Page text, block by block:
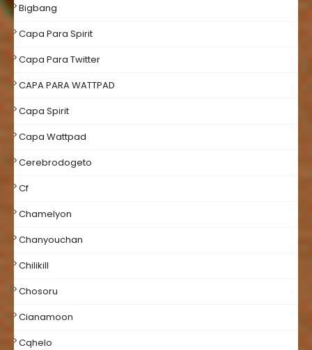
Bigbang
Capa Para Spirit
Capa Para Twitter
CAPA PARA WATTPAD
Capa Spirit
Capa Wattpad
Cerebrodogeto
Cf
Chamelyon
Chanyouchan
Chilikill
Chosoru
Cianamoon
Cqhelo